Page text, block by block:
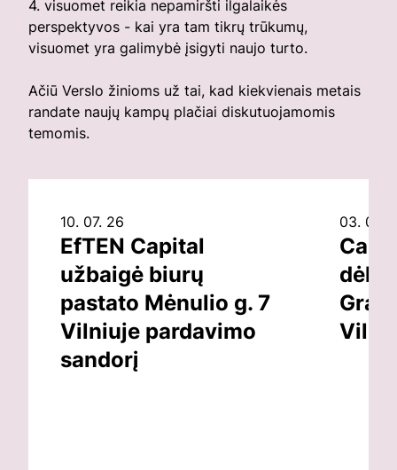
4. visuomet reikia nepamiršti ilgalaikės
perspektyvos - kai yra tam tikrų trūkumų,
visuomet yra galimybė įsigyti naujo turto.
Ačiū Verslo žinioms už tai, kad kiekvienais metais
randate naujų kampų plačiai diskutuojamomis
temomis.
10. 07. 26
EfTEN Capital
užbaigė biurų
pastato Mėnulio g. 7
Vilniuje pardavimo
sandorį
03. 07.
dėl